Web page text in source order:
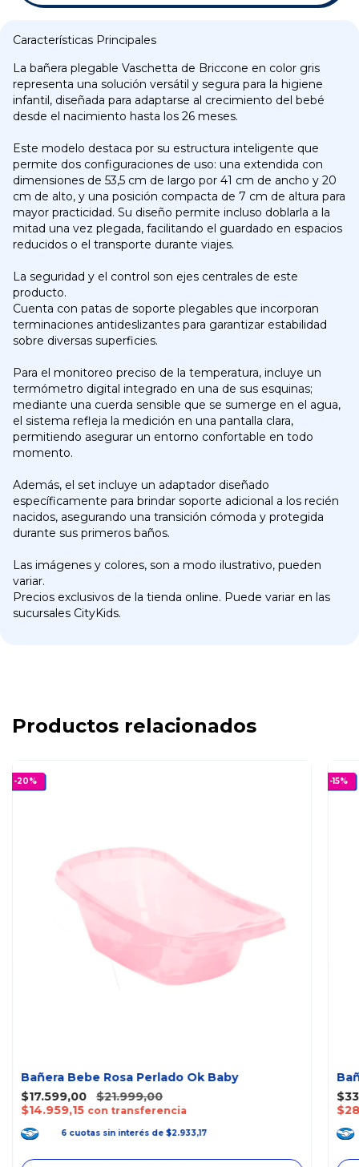
Características Principales
La bañera plegable Vaschetta de Briccone en color gris
representa una solución versátil y segura para la higiene
infantil, diseñada para adaptarse al crecimiento del bebé
desde el nacimiento hasta los 26 meses.
Este modelo destaca por su estructura inteligente que
permite dos configuraciones de uso: una extendida con
dimensiones de 53,5 cm de largo por 41 cm de ancho y 20
cm de alto, y una posición compacta de 7 cm de altura para
mayor practicidad. Su diseño permite incluso doblarla a la
mitad una vez plegada, facilitando el guardado en espacios
reducidos o el transporte durante viajes.
La seguridad y el control son ejes centrales de este
producto.
Cuenta con patas de soporte plegables que incorporan
terminaciones antideslizantes para garantizar estabilidad
sobre diversas superficies.
Para el monitoreo preciso de la temperatura, incluye un
termómetro digital integrado en una de sus esquinas;
mediante una cuerda sensible que se sumerge en el agua,
el sistema refleja la medición en una pantalla clara,
permitiendo asegurar un entorno confortable en todo
momento.
Además, el set incluye un adaptador diseñado
específicamente para brindar soporte adicional a los recién
nacidos, asegurando una transición cómoda y protegida
durante sus primeros baños.
Las imágenes y colores, son a modo ilustrativo, pueden
variar.
Precios exclusivos de la tienda online. Puede variar en las
sucursales CityKids.
Productos relacionados
-20%
Bañera Bebe Rosa Perlado Ok Baby
$17.599,00
$21.999,00
$14.959,15 con transferencia
6 cuotas sin interés de $2.933,17
-15%